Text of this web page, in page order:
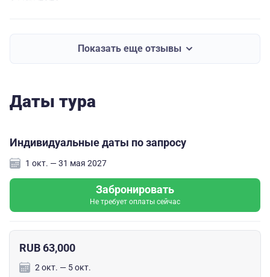
Показать еще отзывы
Даты тура
Индивидуальные даты по запросу
1 окт. — 31 мая 2027
Забронировать
Не требует оплаты сейчас
RUB 63,000
2 окт. — 5 окт.